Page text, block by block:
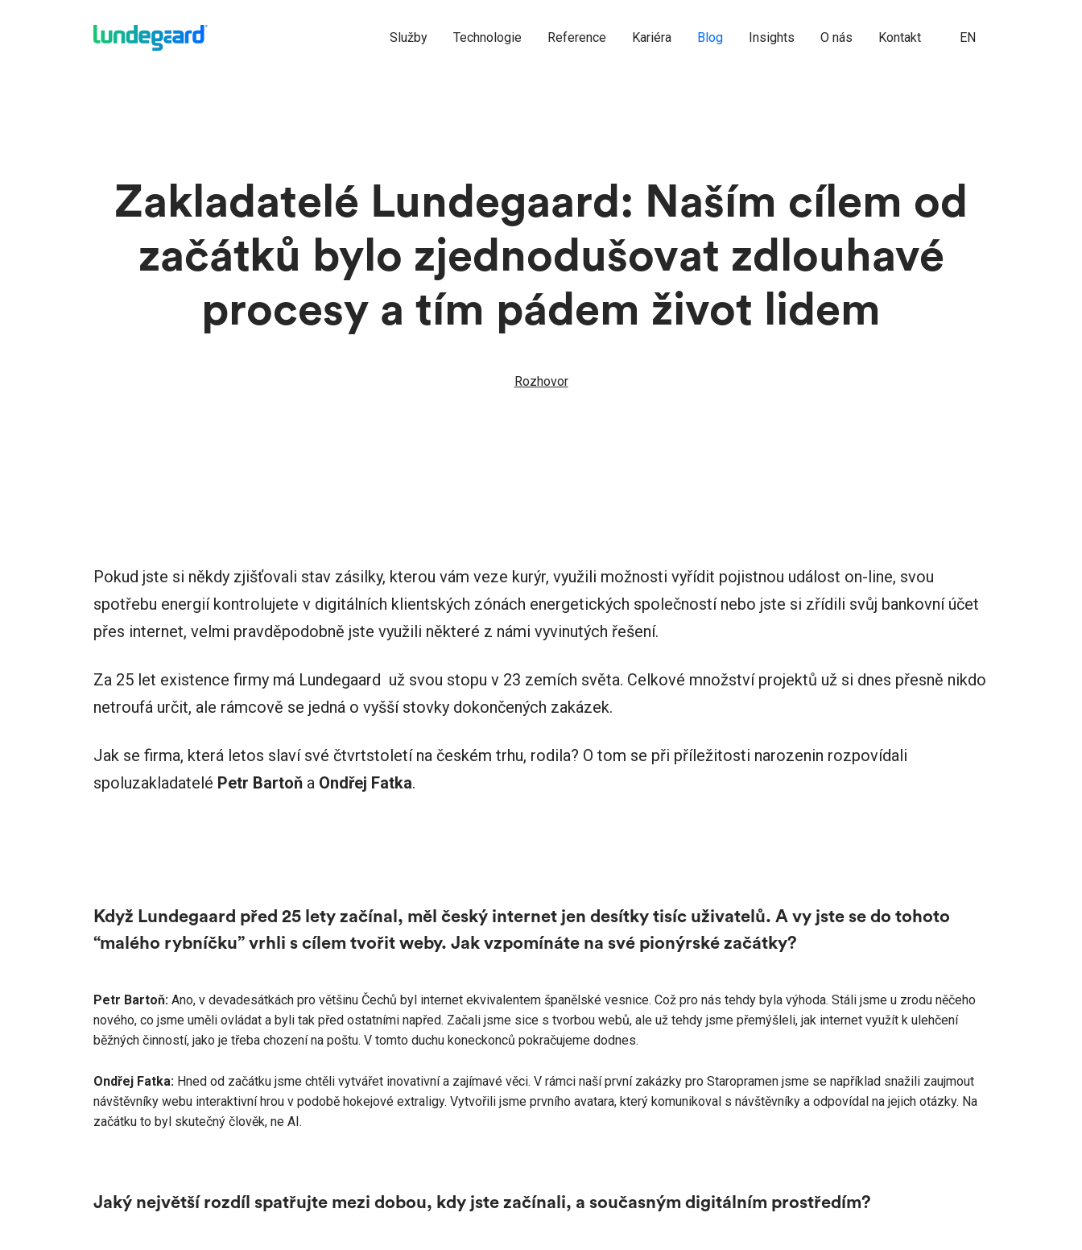
Služby Technologie Reference Kariéra Blog Insights O nás Kontakt CZ
EN
Zakladatelé Lundegaard: Naším cílem od
začátků bylo zjednodušovat zdlouhavé
procesy a tím pádem život lidem
Rozhovor
Pokud jste si někdy zjišťovali stav zásilky, kterou vám veze kurýr, využili možnosti vyřídit pojistnou událost on-line, svou
spotřebu energií kontrolujete v digitálních klientských zónách energetických společností nebo jste si zřídili svůj bankovní účet
přes internet, velmi pravděpodobně jste využili některé z námi vyvinutých řešení.
Za 25 let existence firmy má Lundegaard už svou stopu v 23 zemích světa. Celkové množství projektů už si dnes přesně nikdo
netroufá určit, ale rámcově se jedná o vyšší stovky dokončených zakázek.
Jak se firma, která letos slaví své čtvrtstoletí na českém trhu, rodila? O tom se při příležitosti narozenin rozpovídali
spoluzakladatelé Petr Bartoň a Ondřej Fatka.
Když Lundegaard před 25 lety začínal, měl český internet jen desítky tisíc uživatelů. A vy jste se do tohoto
“malého rybníčku” vrhli s cílem tvořit weby. Jak vzpomínáte na své pionýrské začátky?
Petr Bartoň: Ano, v devadesátkách pro většinu Čechů byl internet ekvivalentem španělské vesnice. Což pro nás tehdy byla výhoda. Stáli jsme u zrodu něčeho
nového, co jsme uměli ovládat a byli tak před ostatními napřed. Začali jsme sice s tvorbou webů, ale už tehdy jsme přemýšleli, jak internet využít k ulehčení
běžných činností, jako je třeba chození na poštu. V tomto duchu koneckonců pokračujeme dodnes.
Ondřej Fatka: Hned od začátku jsme chtěli vytvářet inovativní a zajímavé věci. V rámci naší první zakázky pro Staropramen jsme se například snažili zaujmout
návštěvníky webu interaktivní hrou v podobě hokejové extraligy. Vytvořili jsme prvního avatara, který komunikoval s návštěvníky a odpovídal na jejich otázky. Na
začátku to byl skutečný člověk, ne AI.
Jaký největší rozdíl spatřujte mezi dobou, kdy jste začínali, a současným digitálním prostředím?